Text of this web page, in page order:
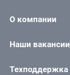
О компании
Наши вакансии
Техподдержка